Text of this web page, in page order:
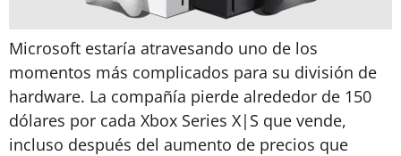
Microsoft estaría atravesando uno de los
momentos más complicados para su división de
hardware. La compañía pierde alrededor de 150
dólares por cada Xbox Series X|S que vende,
incluso después del aumento de precios que